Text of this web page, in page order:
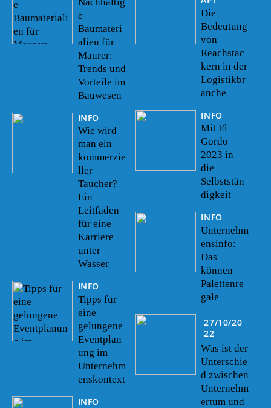
e
Baumateri
alien für
Maurer:
Trends und
Vorteile im
Bauwesen
INFO
Wie wird
man ein
kommerzie
ller
Taucher?
Ein
Leitfaden
für eine
Karriere
unter
Wasser
INFO
Tipps für
eine
gelungene
Eventplan
ung im
Unternehm
enskontext
INFO
Die
Bedeutung
von
Reachstac
kern in der
Logistikbr
anche
INFO
Mit El
Gordo
2023 in
die
Selbststän
digkeit
INFO
Unternehm
ensinfo:
Das
können
Palettenre
gale
27/10/20
22
Was ist der
Unterschie
d zwischen
Unternehm
ertum und